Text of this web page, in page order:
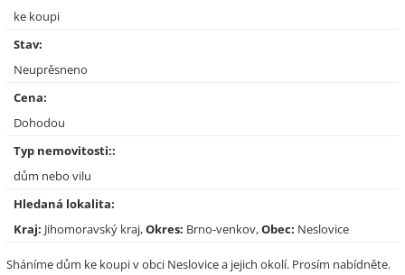
ke koupi
Stav:
Neuprěsneno
Cena:
Dohodou
Typ nemovitosti::
dům nebo vilu
Hledaná lokalita:
Kraj: Jihomoravský kraj,Okres: Brno-venkov,Obec: Neslovice
Sháníme dům ke koupi v obci Neslovice a jejich okolí. Prosím nabídněte.